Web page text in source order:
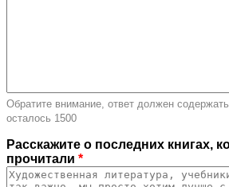
Обратите внимание, ответ должен
осталось 1500
Расскажите о последних книгах,
прочитали *